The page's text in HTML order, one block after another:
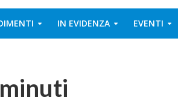
IN EVIDENZA EVENTI